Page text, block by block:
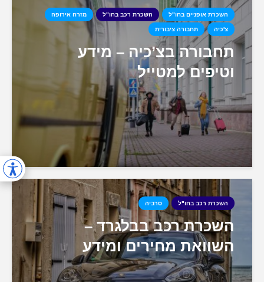
השכרת אופניים בחו"ל השכרת רכב בחו"ל מזרח אירופה
צ'כיה תחבורה ציבורית
תחבורה בצ’כיה – מידע
וטיפים למטייל
השכרת רכב בחו"ל סרביה
השכרת רכב בבלגרד –
השוואת מחירים ומידע